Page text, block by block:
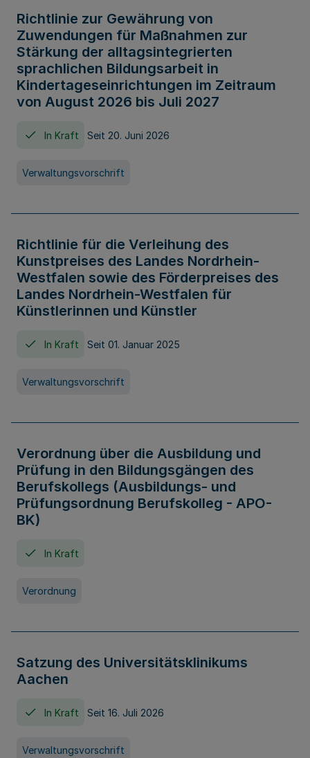
Richtlinie zur Gewährung von
Zuwendungen für Maßnahmen zur
Stärkung der alltagsintegrierten
sprachlichen Bildungsarbeit in
Kindertageseinrichtungen im Zeitraum
von August 2026 bis Juli 2027
In Kraft Seit 20. Juni 2026
Verwaltungsvorschrift
Richtlinie für die Verleihung des
Kunstpreises des Landes Nordrhein-
Westfalen sowie des Förderpreises des
Landes Nordrhein-Westfalen für
Künstlerinnen und Künstler
In Kraft Seit 01. Januar 2025
Verwaltungsvorschrift
Verordnung über die Ausbildung und
Prüfung in den Bildungsgängen des
Berufskollegs (Ausbildungs- und
Prüfungsordnung Berufskolleg - APO-
BK)
In Kraft
Verordnung
Satzung des Universitätsklinikums
Aachen
In Kraft Seit 16. Juli 2026
Verwaltungsvorschrift